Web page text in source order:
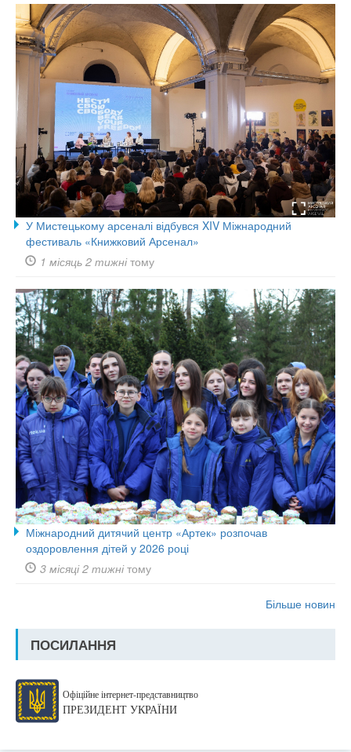
У Мистецькому арсеналі відбувся XIV Міжнародний
фестиваль «Книжковий Арсенал»
1 місяць 2 тижнітому
Міжнародний дитячий центр «Артек» розпочав
оздоровлення дітей у 2026 році
3 місяці 2 тижнітому
Більше новин
ПОСИЛАННЯ
Офіційне інтернет-представництво
ПРЕЗИДЕНТ УКРАЇНИ